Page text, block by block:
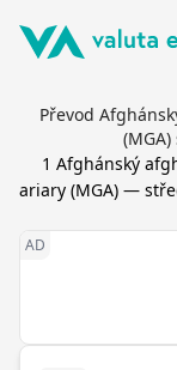
Převod
1 Afghánský
ariary (MGA) —